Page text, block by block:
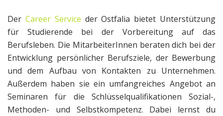
Der Career Service der Ostfalia bietet Unterstützung
für Studierende bei der Vorbereitung auf das
Berufsleben. Die MitarbeiterInnen beraten dich bei der
Entwicklung persönlicher Berufsziele, der Bewerbung
und dem Aufbau von Kontakten zu Unternehmen.
Außerdem haben sie ein umfangreiches Angebot an
Seminaren für die Schlüsselqualifikationen Sozial-,
Methoden- und Selbstkompetenz. Dabei lernst du